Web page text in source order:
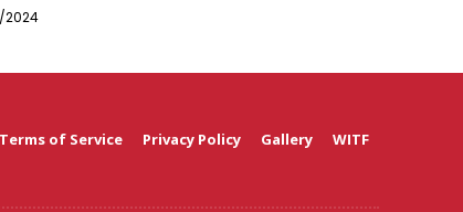
2024
Terms of Service Privacy Policy Gallery WITF